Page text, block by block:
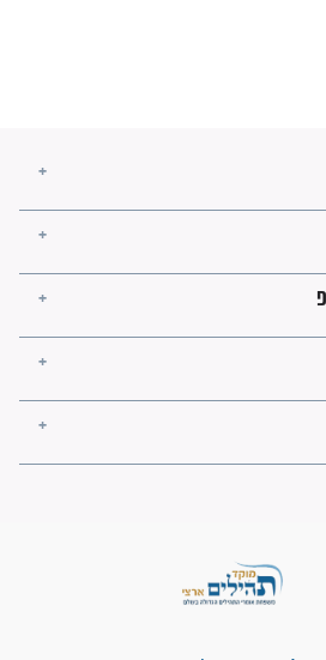
סיפור ישועה
על חוזה עבודה אחרי
עוד לא מגיע"